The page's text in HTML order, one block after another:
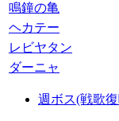
鳴鐘の亀
ヘカテー
レビヤタン
ダーニャ
週ボス(戦歌